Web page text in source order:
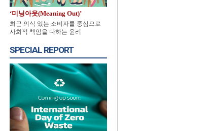
‘미닝아웃(Meaning Out)’
최근 의식 있는 소비자를 중심으로
사회적 책임을 다하는 윤리
SPECIAL REPORT